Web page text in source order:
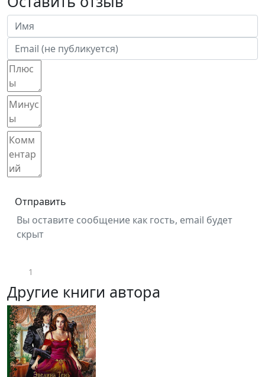
Отправить
Вы оставите сообщение как гость, email будет
скрыт
1
Другие книги автора